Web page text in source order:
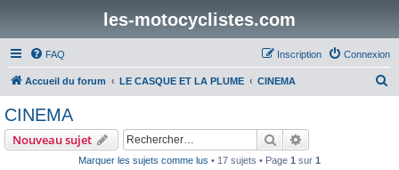
les-motocyclistes.com
FAQ Connexion
Inscription
Accueil du forum LE CASQUE ET LA PLUME CINEMA
CINEMA
Nouveau sujet Rechercher
Marquer les sujets comme lus • 17 sujets • Page 1 sur 1